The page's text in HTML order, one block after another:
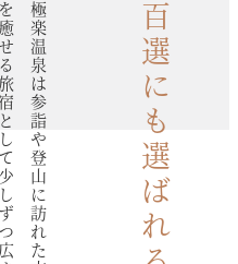
ずつ広まりました。